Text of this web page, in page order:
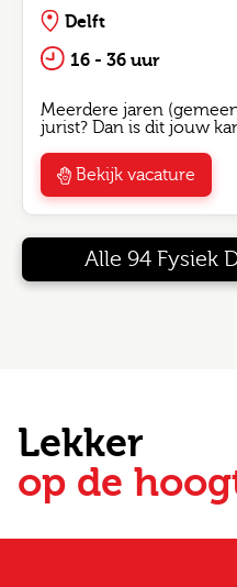
Delft
16 - 36 uur
Meerdere jaren
jurist? Dan is dit jouw
Bekijk vacature
Alle 94 Fysiek
Lekker
op de